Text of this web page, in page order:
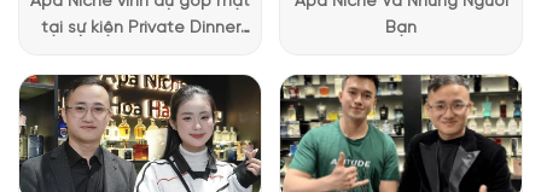
sang trọng và quý phái của sản phẩm, các đường kẻ sọc họa
khối thể tuyệt đẹp và đầy thu hút.
tại sự kiện Private Dinner
Vietnam
Bạn